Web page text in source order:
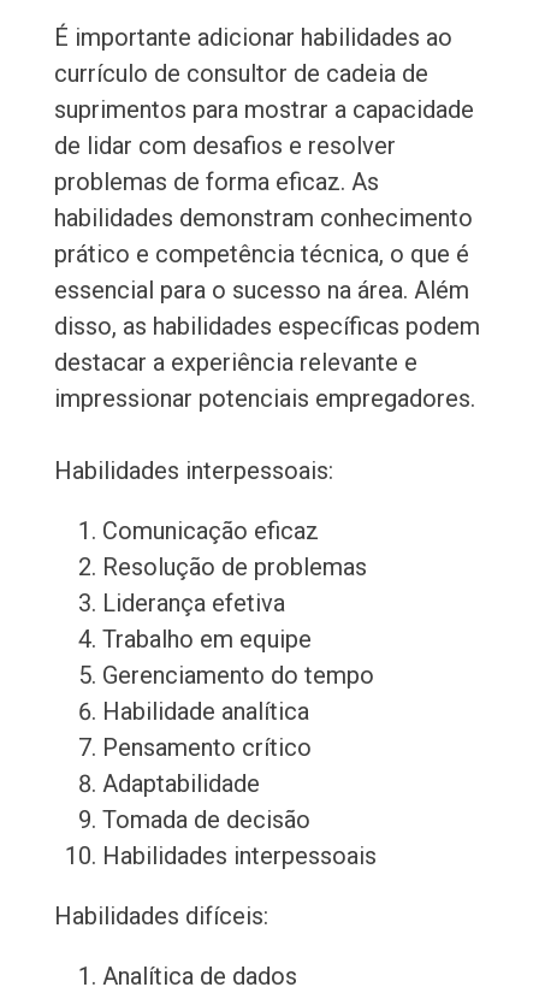
É importante adicionar habilidades ao
currículo de consultor de cadeia de
suprimentos para mostrar a capacidade
de lidar com desafios e resolver
problemas de forma eficaz. As
habilidades demonstram conhecimento
prático e competência técnica, o que é
essencial para o sucesso na área. Além
disso, as habilidades específicas podem
destacar a experiência relevante e
impressionar potenciais empregadores.
Habilidades interpessoais:
Comunicação eficaz
Resolução de problemas
Liderança efetiva
Trabalho em equipe
Gerenciamento do tempo
Habilidade analítica
Pensamento crítico
Adaptabilidade
Tomada de decisão
Habilidades interpessoais
Habilidades difíceis:
Analítica de dados